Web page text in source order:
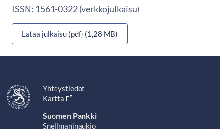
ISSN: 1561-0322 (verkkojulkaisu)
Lataa julkaisu (pdf) (1,28 MB)
Yhteystiedot
Kartta
Suomen Pankki
Snellmaninaukio